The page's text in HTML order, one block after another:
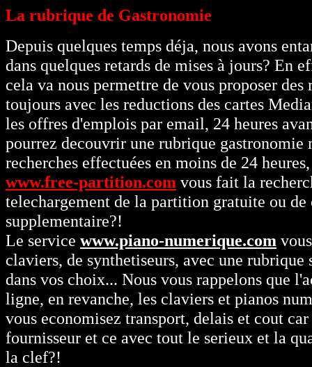
La rubrique de Gastronomie
Depuis quelques temps déja, nous avons
dans quelques retards de mises à jours? En
cela va nous permettre de vous proposer
toujours avec les reductions des cartes
les offres d'emplois par email, 24 heures
pourrez decouvrir une rubrique
recherches effectuées en moins de 24
www.free-partition.com vous fait la
telechargement de la partition gratuite ou
supplementaire?!
Le service www.piano-numerique.com
claviers, de synthetiseurs, avec une
dans vos choix... Nous vous rappelons que
ligne, en revanche, les claviers et pianos
vous economisez transport, delais et cout
fournisseur et ce avec tout le serieux et la
la clef?!